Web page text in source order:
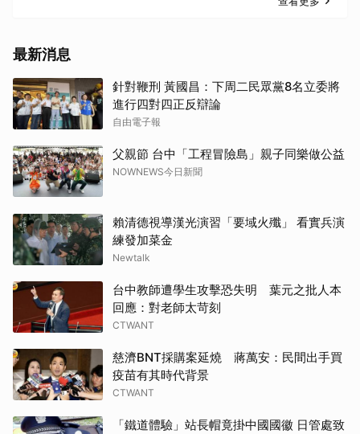
最新消息
針對鞭刑 黃國昌：下周二民眾黨8名立委將
進行四對四正反辯論
自由電子報
父親節 台中「工程冒險島」親子同樂做公益
NOWNEWS今日新聞
賴清德視導漢光演習「要域火殲」 看實兵演
練發加菜金
Newtalk
台中教師遭學生攻擊恐失明 葉元之批人本
回應：對老師太苛刻
CTWANT
慈濟BNT採購案延燒 蔣萬安：民間出手買
疫苗有其時代背景
CTWANT
「鐵道體驗」站長帽竟掛中國國徽 日管處致